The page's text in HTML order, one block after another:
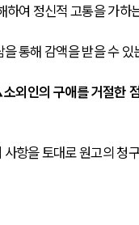
하여 정신적 고통을 가
통해 감액을 받을 수
외인의 구애를 거절한
항을 토대로 원고의 청